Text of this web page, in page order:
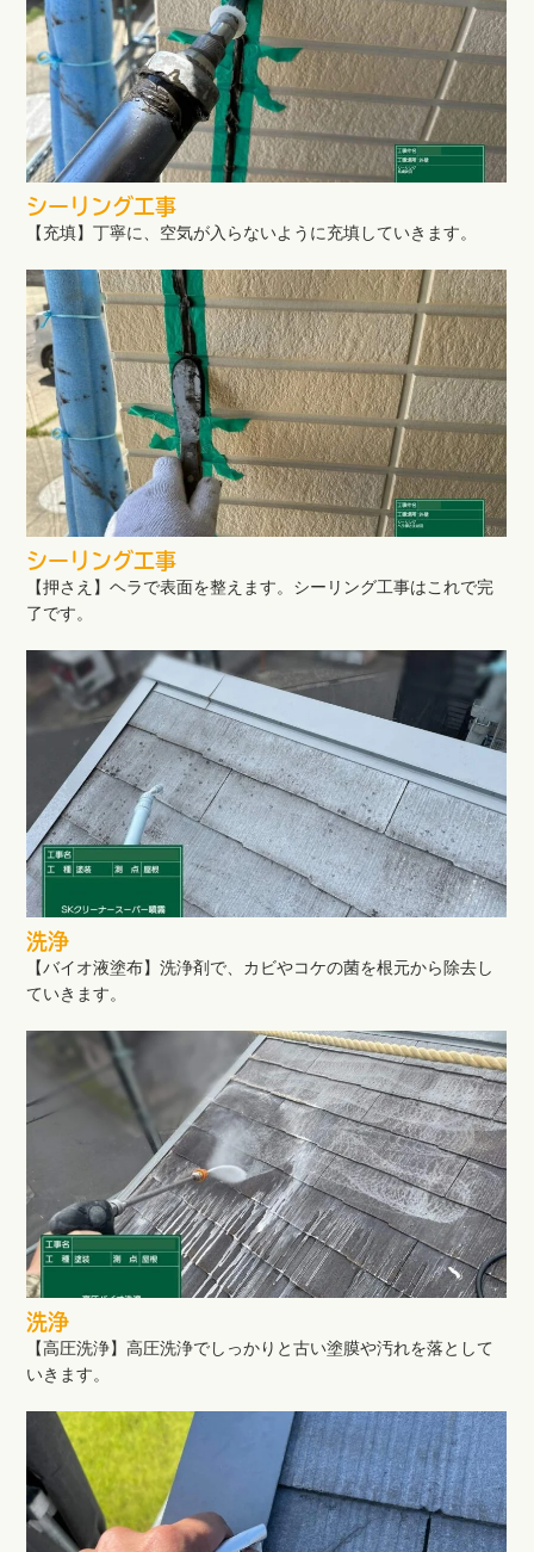
シーリング工事
【充填】丁寧に、空気が入らないように充填していきます。
シーリング工事
【押さえ】ヘラで表面を整えます。シーリング工事はこれで完
了です。
洗浄
【バイオ液塗布】洗浄剤で、カビやコケの菌を根元から除去し
ていきます。
洗浄
【高圧洗浄】高圧洗浄でしっかりと古い塗膜や汚れを落として
いきます。